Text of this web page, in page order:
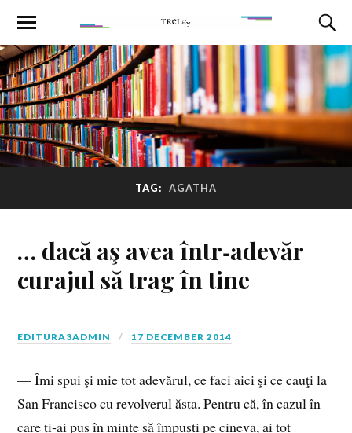
TAG: AGATHA
… dacă aş avea într‑adevăr
curajul să trag în tine
EDITURA3ADMIN 17 DECEMBER 2014
— Îmi spui şi mie tot adevărul, ce faci aici şi ce cauţi la
San Francisco cu revolverul ăsta. Pentru că, în cazul în
care ţi‑ai pus în minte să împuşti pe cineva, ai tot